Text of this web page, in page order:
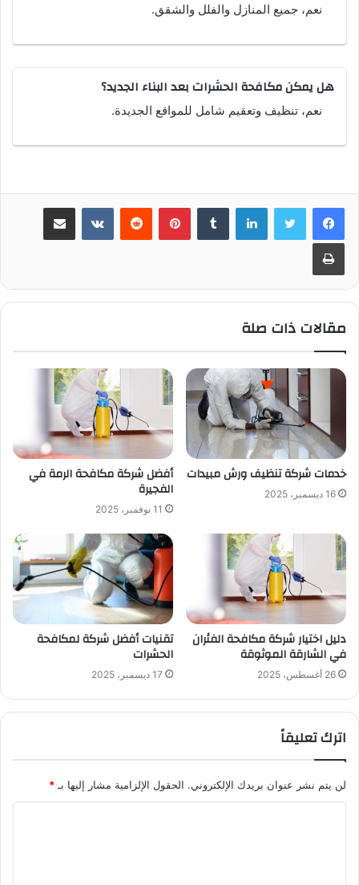
نعم، جميع المنازل والفلل والشقق.
هل يمكن مكافحة الحشرات بعد البناء الجديد؟
نعم، تنظيف وتعقيم شامل للمواقع الجديدة.
لينكدإن بينتيريست مشاركة عبر البريد
طباعة
مقالات ذات صلة
خدمات شركة تنظيف ورش مبيدات
16 ديسمبر، 2025
أفضل شركة مكافحة الرمة في
الفجيرة
11 نوفمبر، 2025
دليل اختيار شركة مكافحة الفئران
في الشارقة الموثوقة
26 أغسطس، 2025
تقنيات أفضل شركة لمكافحة
الحشرات
17 ديسمبر، 2025
اترك تعليقاً
لن يتم نشر عنوان بريدك الإلكتروني. الحقول الإلزامية مشار إليها بـ *